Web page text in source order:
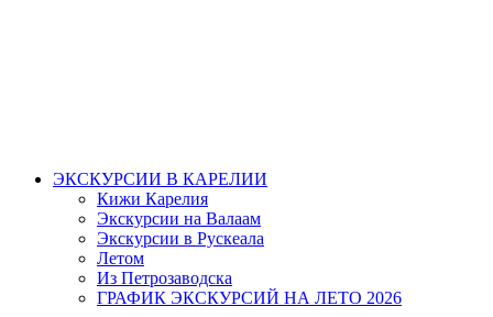
ЭКСКУРСИИ В КАРЕЛИИ
Кижи Карелия
Экскурсии на Валаам
Экскурсии в Рускеала
Летом
Из Петрозаводска
ГРАФИК ЭКСКУРСИЙ НА ЛЕТО 2026